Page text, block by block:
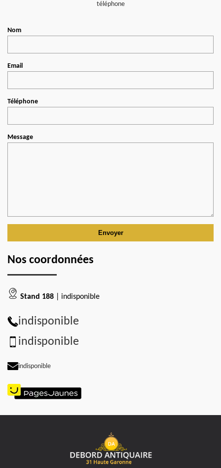
téléphone
Nom
Email
Téléphone
Message
Nos coordonnées
Stand 188 | indisponible
indisponible
indisponible
indisponible